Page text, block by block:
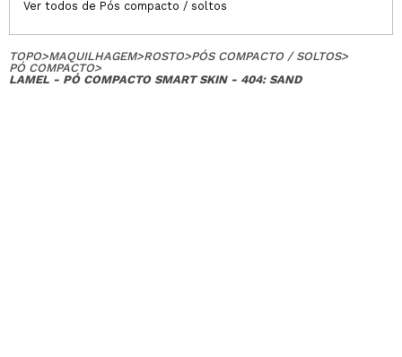
Ver todos de Pós compacto / soltos
TOPO>MAQUILHAGEM>ROSTO>PÓS COMPACTO / SOLTOS>
PÓ COMPACTO>
LAMEL - PÓ COMPACTO SMART SKIN - 404: SAND